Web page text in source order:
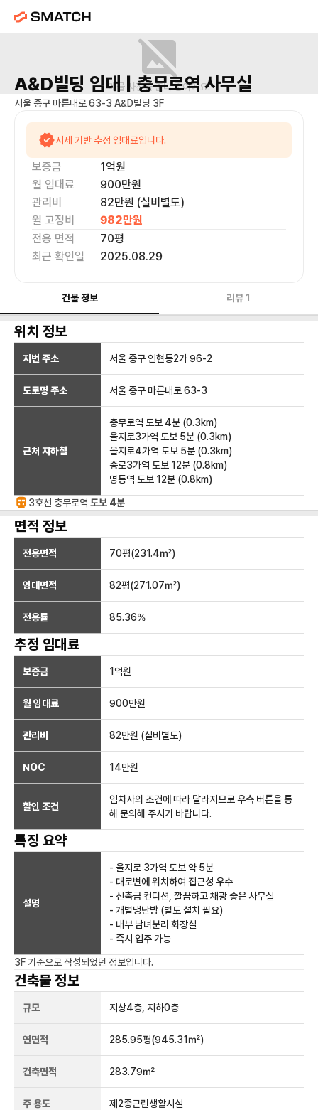
매물 사진을 준비 중이에요.
A&D빌딩 임대 | 충무로역사무실
서울 중구 마른내로 63-3 A&D빌딩 3F
시세 기반 추정 임대료입니다.
보증금 1억원
월 임대료
900만원
관리비
82만원 (실비별도)
월 고정비
982만원
전용 면적
70평
최근 확인일
2025.08.29
건물 정보 리뷰1
위치 정보
지번 주소 서울 중구 인현동2가 96-2
도로명 주소 서울 중구 마른내로 63-3
근처 지하철
충무로역 도보 4분 (0.3km)
을지로3가역 도보 5분 (0.3km)
을지로4가역 도보 5분 (0.3km)
종로3가역 도보 12분 (0.8km)
명동역 도보 12분 (0.8km)
3호선 충무로역 도보 4분
면적 정보
전용면적 70평(231.4㎡)
임대면적 82평(271.07㎡)
전용률 85.36%
추정 임대료
보증금 1억원
월 임대료 900만원
관리비 82만원 (실비별도)
NOC 14만원
할인 조건
임차사의 조건에 따라 달라지므로 우측 버튼을 통
해 문의해 주시기 바랍니다.
특징 요약
설명
- 을지로 3가역 도보 약 5분
- 대로변에 위치하여 접근성 우수
- 신축급 컨디션, 깔끔하고 채광 좋은 사무실
- 개별냉난방 (별도 설치 필요)
- 내부 남녀분리 화장실
- 즉시 입주 가능
3F 기준으로 작성되었던 정보입니다.
건축물 정보
규모 지상4층, 지하0층
연면적 285.95평(945.31㎡)
건축면적 283.79㎡
주 용도 제2종근린생활시설